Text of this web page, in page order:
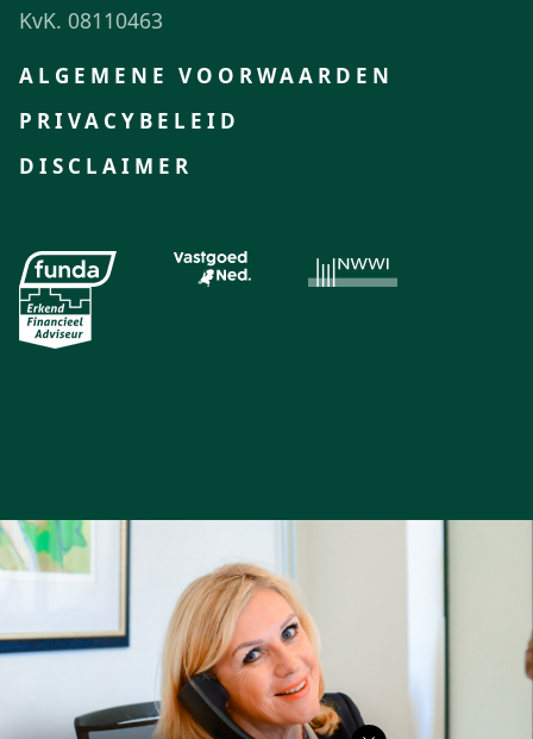
KvK. 08110463
ALGEMENE VOORWAARDEN
PRIVACYBELEID
DISCLAIMER